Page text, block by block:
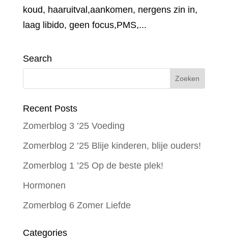
koud, haaruitval,aankomen, nergens zin in,
laag libido, geen focus,PMS,...
Search
Recent Posts
Zomerblog 3 ’25 Voeding
Zomerblog 2 ’25 Blije kinderen, blije ouders!
Zomerblog 1 ’25 Op de beste plek!
Hormonen
Zomerblog 6 Zomer Liefde
Categories